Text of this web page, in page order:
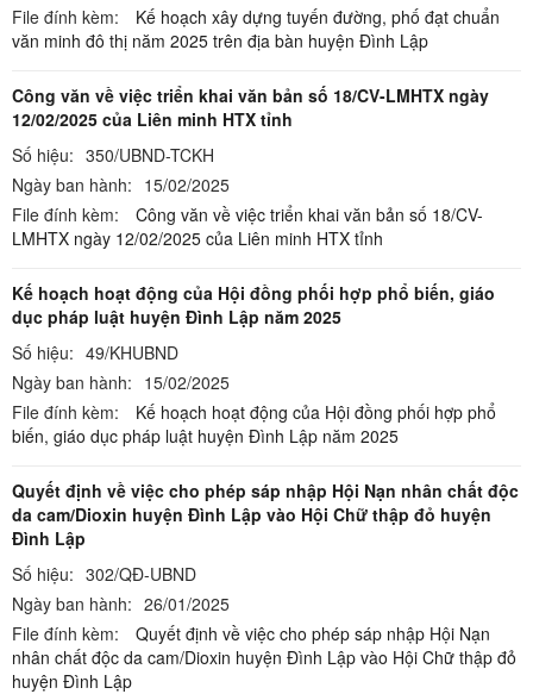
File đính kèm:
Kế hoạch xây dựng tuyến đường, phố đạt chuẩn
văn minh đô thị năm 2025 trên địa bàn huyện Đình Lập
Công văn về việc triển khai văn bản số 18/CV-LMHTX ngày
12/02/2025 của Liên minh HTX tỉnh
Số hiệu: 350/UBND-TCKH
Ngày ban hành: 15/02/2025
File đính kèm:
Công văn về việc triển khai văn bản số 18/CV-
LMHTX ngày 12/02/2025 của Liên minh HTX tỉnh
Kế hoạch hoạt động của Hội đồng phối hợp phổ biến, giáo
dục pháp luật huyện Đình Lập năm 2025
Số hiệu: 49/KHUBND
Ngày ban hành: 15/02/2025
File đính kèm:
Kế hoạch hoạt động của Hội đồng phối hợp phổ
biến, giáo dục pháp luật huyện Đình Lập năm 2025
Quyết định về việc cho phép sáp nhập Hội Nạn nhân chất độc
da cam/Dioxin huyện Đình Lập vào Hội Chữ thập đỏ huyện
Đình Lập
Số hiệu: 302/QĐ-UBND
Ngày ban hành: 26/01/2025
File đính kèm:
Quyết định về việc cho phép sáp nhập Hội Nạn
nhân chất độc da cam/Dioxin huyện Đình Lập vào Hội Chữ thập đỏ
huyện Đình Lập